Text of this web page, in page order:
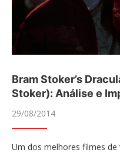
Bram Stoker’s
Stoker): Análise e
29/08/2014
Um dos melhores filmes